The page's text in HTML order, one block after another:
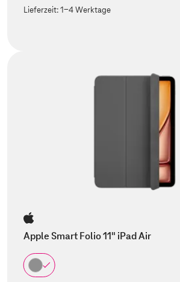
Lieferzeit:1-4 Werktage
Apple Smart Folio 11" iPad Air